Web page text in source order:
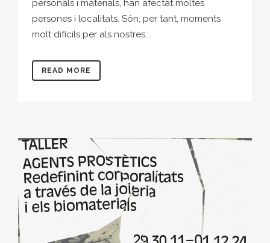
personals i materials, han afectat moltes
persones i localitats. Són, per tant, moments
molt difícils per als nostres...
READ MORE